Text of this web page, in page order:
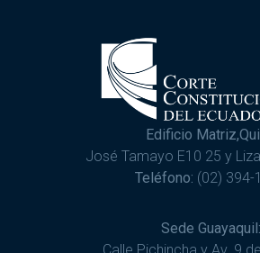
Edificio
José Tamayo E10 25 y
Teléfono: (02) 394-
Sede Guayaquil: